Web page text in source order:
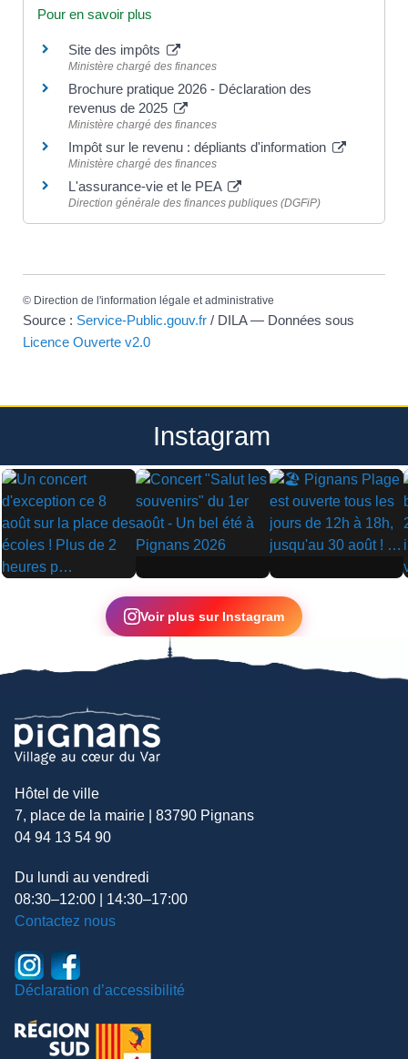
Pour en savoir plus
Site des impôts
Ministère chargé des finances
Brochure pratique 2026 - Déclaration des
revenus de 2025
Ministère chargé des finances
Impôt sur le revenu : dépliants d'information
Ministère chargé des finances
L'assurance-vie et le PEA
Direction générale des finances publiques (DGFiP)
© Direction de l'information légale et administrative
Source : Service-Public.gouv.fr / DILA — Données sous
Licence Ouverte v2.0
Instagram
▶
▶ ▶
Voir plus sur Instagram
Hôtel de ville
7, place de la mairie | 83790 Pignans
04 94 13 54 90
Du lundi au vendredi
08:30–12:00 | 14:30–17:00
Contactez nous
Déclaration d’accessibilité